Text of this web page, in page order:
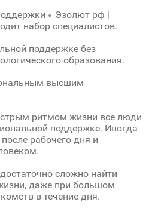
« Эзолют рф |
набор специалистов.
поддержке без
образования.
высшим
ритмом жизни все люди
поддержке. Иногда
рабочего дня и
сложно найти
даже при большом
в течение дня.